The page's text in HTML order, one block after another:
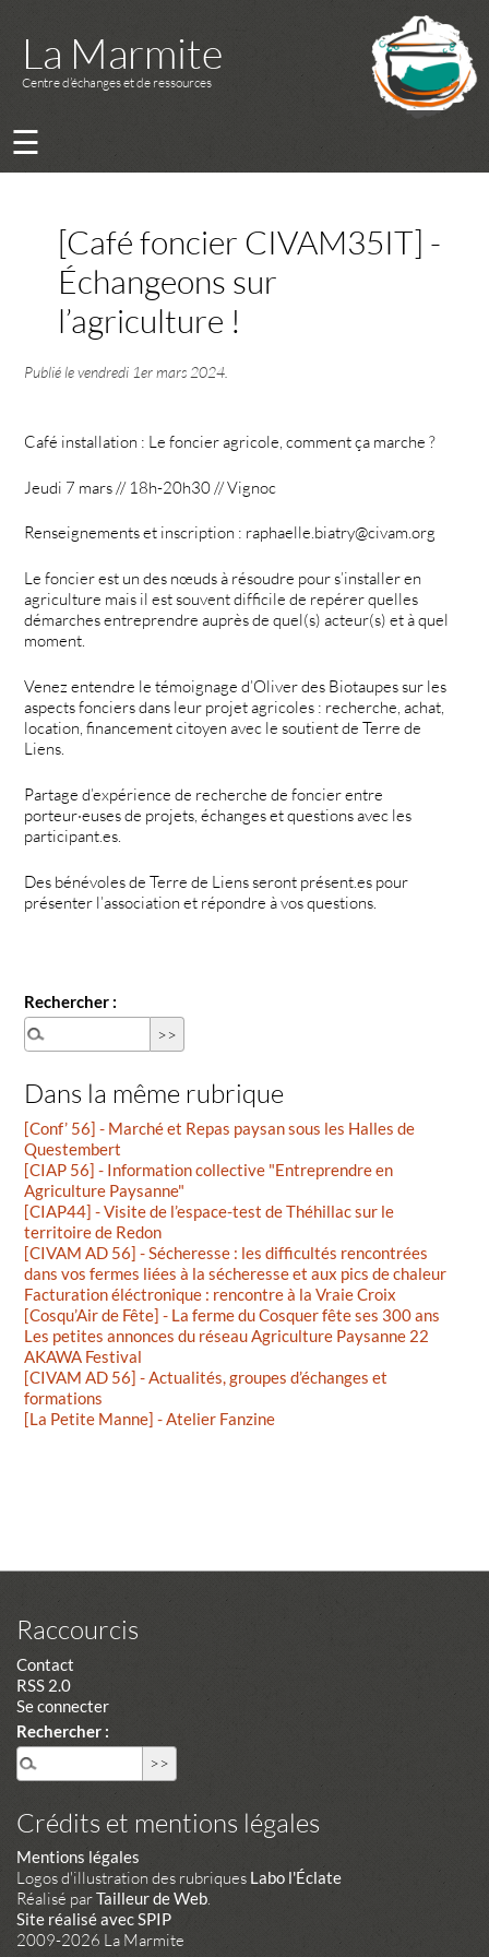
La Marmite
Centre d’échanges et de ressources
☰
[Café foncier CIVAM35IT] -
Échangeons sur
l’agriculture !
Publié levendredi 1er mars 2024
Café installation : Le foncier agricole, comment ça marche ?
Jeudi 7 mars // 18h-20h30 // Vignoc
Renseignements et inscription : raphaelle.biatry@civam.org
Le foncier est un des nœuds à résoudre pour s’installer en
agriculture mais il est souvent difficile de repérer quelles
démarches entreprendre auprès de quel(s) acteur(s) et à quel
moment.
Venez entendre le témoignage d’Oliver des Biotaupes sur les
aspects fonciers dans leur projet agricoles : recherche, achat,
location, financement citoyen avec le soutient de Terre de
Liens.
Partage d’expérience de recherche de foncier entre
porteur·euses de projets, échanges et questions avec les
participant.es.
Des bénévoles de Terre de Liens seront présent.es pour
présenter l’association et répondre à vos questions.
Rechercher :
Dans la même rubrique
[Conf’ 56] - Marché et Repas paysan sous les Halles de
Questembert
[CIAP 56] - Information collective "Entreprendre en
Agriculture Paysanne"
[CIAP44] - Visite de l’espace-test de Théhillac sur le
territoire de Redon
[CIVAM AD 56] - Sécheresse : les difficultés rencontrées
dans vos fermes liées à la sécheresse et aux pics de chaleur
Facturation éléctronique : rencontre à la Vraie Croix
[Cosqu’Air de Fête] - La ferme du Cosquer fête ses 300 ans
Les petites annonces du réseau Agriculture Paysanne 22
AKAWA Festival
[CIVAM AD 56] - Actualités, groupes d’échanges et
formations
[La Petite Manne] - Atelier Fanzine
Raccourcis
Contact
RSS 2.0
Se connecter
Rechercher :
Crédits et mentions légales
Mentions légales
Logos d'illustration des rubriques Labo l'Éclate
Réalisé parTailleur de Web.
Site réalisé avec SPIP
2009-2026 La Marmite